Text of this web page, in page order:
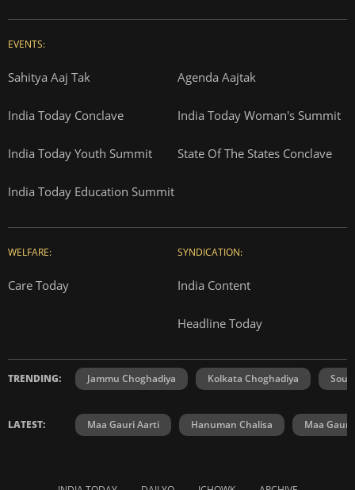
EVENTS:
Sahitya Aaj Tak Agenda Aajtak
India Today Conclave India Today Woman's Summit
India Today Youth Summit State Of The States Conclave
India Today Education Summit
WELFARE:
Care Today
SYNDICATION:
India Content
Headline Today
TRENDING: Jammu Choghadiya Kolkata Choghadiya
LATEST: Maa Gauri Aarti Hanuman Chalisa Maa Gauri